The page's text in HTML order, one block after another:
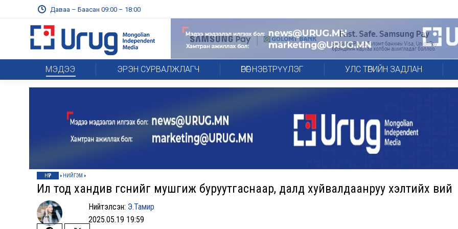
Даваа – Баасан 09:00 – 18:00
МЭДЭЭ ЭРЭН СУРВАЛЖЛАГЧ ӨРӨГ НЭВТРҮҮЛЭГ УЛС ТӨРИЙН ЗАДЛАН
НҮҮР » НИЙГЭМ »
Ил тод хандив өгснийг мушгиж буруутгаснаар, далд хуйвалдаанруу хэлтийх вий
Нийтэлсэн: Э.Тамир
2025.05.19 19:59